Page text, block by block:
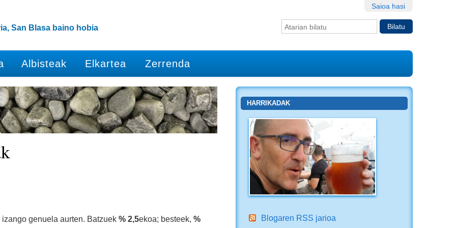
Saioa hasi
Bilatu atarian
San Blasa baino hobia
Albisteak Elkartea Zerrenda
genuela aurten. Batzuek % 2,5ekoa; besteek, %
HARRIKADAK
Blogaren RSS jarioa